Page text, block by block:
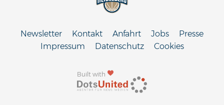
Built with
Newsletter Kontakt Anfahrt Jobs
Presse
Impressum
Datenschutz Cookies